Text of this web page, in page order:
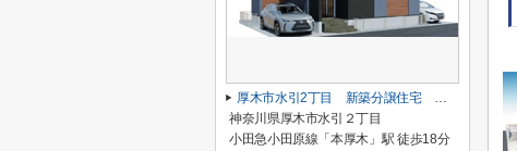
厚木市水引2丁目 新築分譲住宅 全2棟
神奈川県厚木市水引２丁目
小田急小田原線「本厚木」駅 徒歩18分